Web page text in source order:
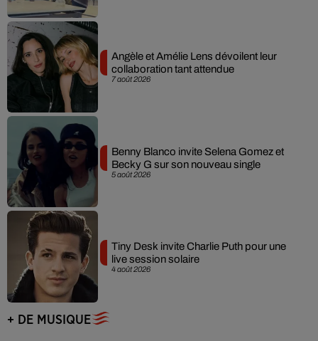
7 août 2026
Angèle et Amélie Lens dévoilent leur
collaboration tant attendue
5 août 2026
Benny Blanco invite Selena Gomez et
Becky G sur son nouveau single
4 août 2026
Tiny Desk invite Charlie Puth pour une
live session solaire
+ DE MUSIQUE